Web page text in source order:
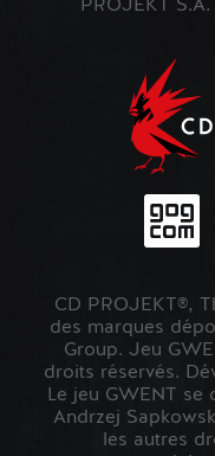
PROJEKT S.A.
CD PROJEKT®,
des marques
Group. Jeu
droits réservés.
Le jeu GWENT se
Andrzej
les autres